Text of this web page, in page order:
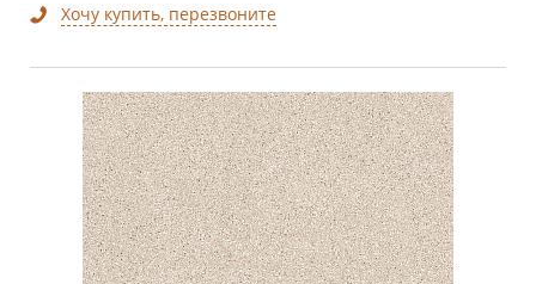
Хочу купить, перезвоните